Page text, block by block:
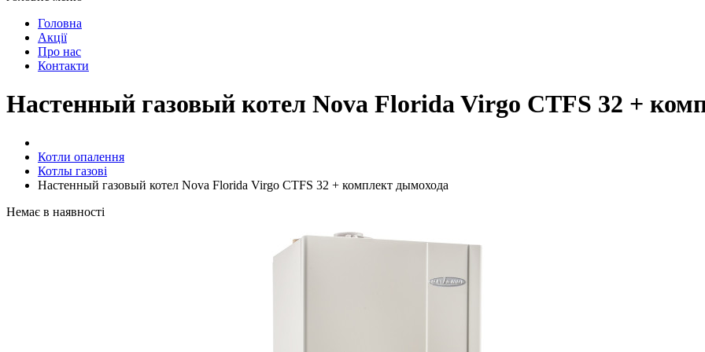
Головна
Акції
Про нас
Контакти
Настенный газовый котел Nova Florida Virgo CTFS 32 +
Котли опалення
Котлы газові
Настенный газовый котел Nova Florida Virgo CTFS 32 + комплект дымохода
Немає в наявності